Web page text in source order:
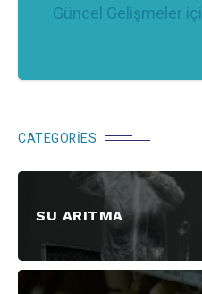
Güncel Gelişmeler
CATEGORIES
SU ARITMA